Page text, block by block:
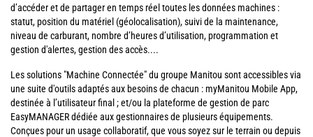
d’accéder et de partager en temps réel toutes les données machines :
statut, position du matériel (géolocalisation), suivi de la maintenance,
niveau de carburant, nombre d’heures d’utilisation, programmation et
gestion d'alertes, gestion des accès....
Les solutions "Machine Connectée" du groupe Manitou sont accessibles via
une suite d'outils adaptés aux besoins de chacun : myManitou Mobile App,
destinée à l’utilisateur final ; et/ou la plateforme de gestion de parc
EasyMANAGER dédiée aux gestionnaires de plusieurs équipements.
Conçues pour un usage collaboratif, que vous soyez sur le terrain ou depuis